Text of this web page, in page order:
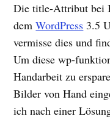
Die title-Attribut bei
demWordPress 3.5
vermisse dies und
Um diese wp-
Handarbeit zu
Bilder von Hand
ich nach einer